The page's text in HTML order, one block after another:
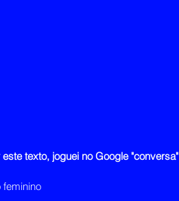
texto, joguei no Google "conversa"